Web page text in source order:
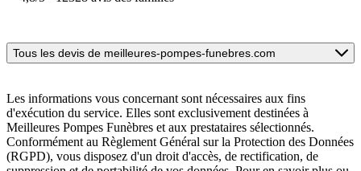
Tous les devis de meilleures-pompes-funebres.com
Les informations vous concernant sont nécessaires aux fins
d'exécution du service. Elles sont exclusivement destinées à
Meilleures Pompes Funèbres et aux prestataires sélectionnés.
Conformément au Règlement Général sur la Protection des Données
(RGPD), vous disposez d'un droit d'accès, de rectification, de